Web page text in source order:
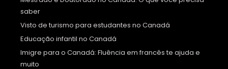
saber
Visto de turismo para estudantes no Canadá
Educação infantil no Canadá
Imigre para o Canadá: Fluência em francês te ajuda e
muito